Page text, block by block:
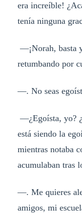
era increíble!
tenía ninguna
—¡Norah, basta
retumbando por
—. No seas
—¿Egoísta, yo?
está siendo la
mientras notaba
acumulaban tras
—. Me quieres
amigos, mi